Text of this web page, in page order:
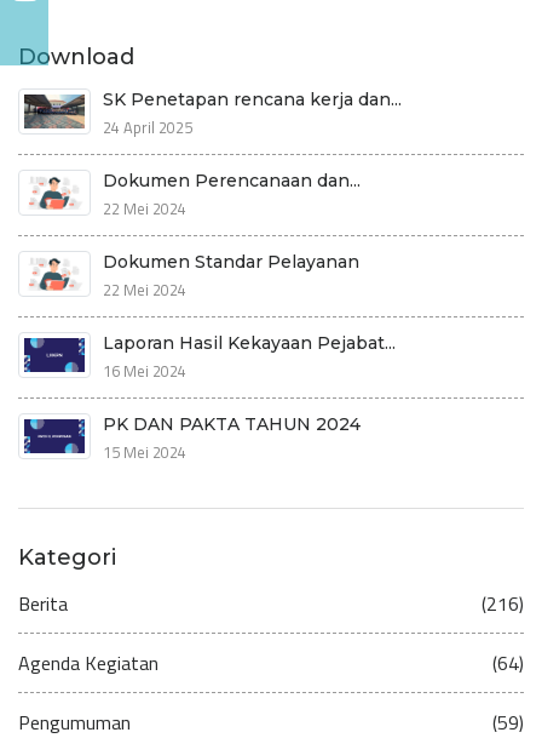
Download
SK Penetapan rencana kerja dan...
24 April 2025
Dokumen Perencanaan dan...
22 Mei 2024
Dokumen Standar Pelayanan
22 Mei 2024
Laporan Hasil Kekayaan Pejabat...
16 Mei 2024
PK DAN PAKTA TAHUN 2024
15 Mei 2024
Kategori
Berita (216)
Agenda Kegiatan (64)
Pengumuman (59)